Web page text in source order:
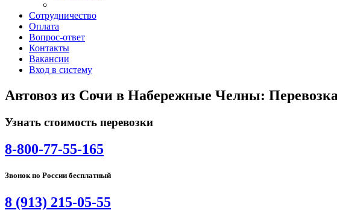
Сотрудничество
Оплата
Вопрос-ответ
Контакты
Вакансии
Вход в систему
Автовоз из Сочи в Набережные Челны:
Узнать стоимость перевозки
8-800-77-55-165
Звонок по России бесплатный
8 (913) 215-05-55